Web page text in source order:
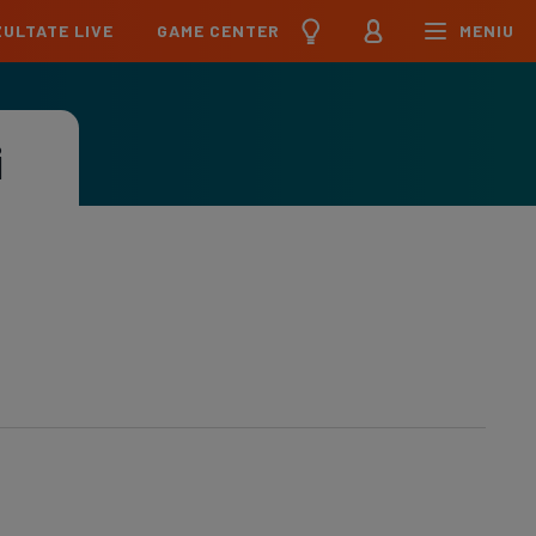
League U21
LIVE GAME CENTER MENIU